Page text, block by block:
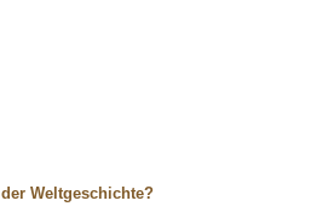
Weltgeschichte?